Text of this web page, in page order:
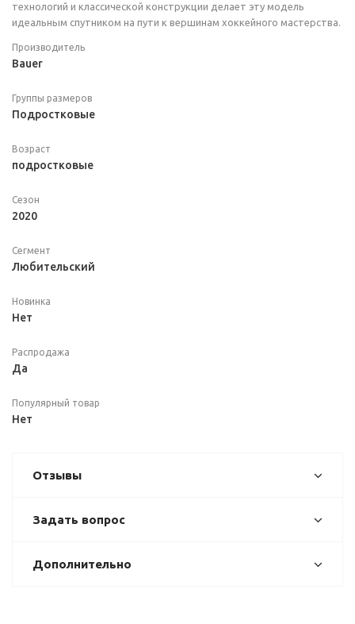
технологий и классической конструкции делает эту модель
идеальным спутником на пути к вершинам хоккейного мастерства.
Производитель
Bauer
Группы размеров
Подростковые
Возраст
подростковые
Сезон
2020
Сегмент
Любительский
Новинка
Нет
Распродажа
Да
Популярный товар
Нет
Отзывы
Задать вопрос
Дополнительно